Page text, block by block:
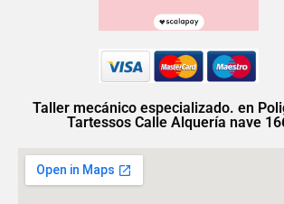
Taller mecánico especializado. en
Tartessos Calle Alquería nave